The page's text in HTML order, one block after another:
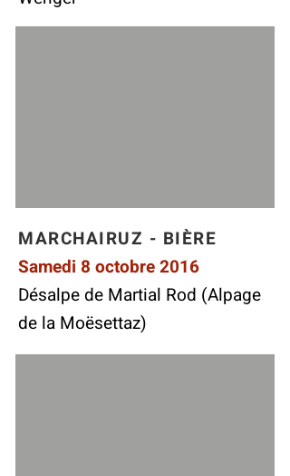
MARCHAIRUZ - BIÈRE
Samedi 8 octobre 2016
Désalpe de Martial Rod (Alpage
de la Moësettaz)